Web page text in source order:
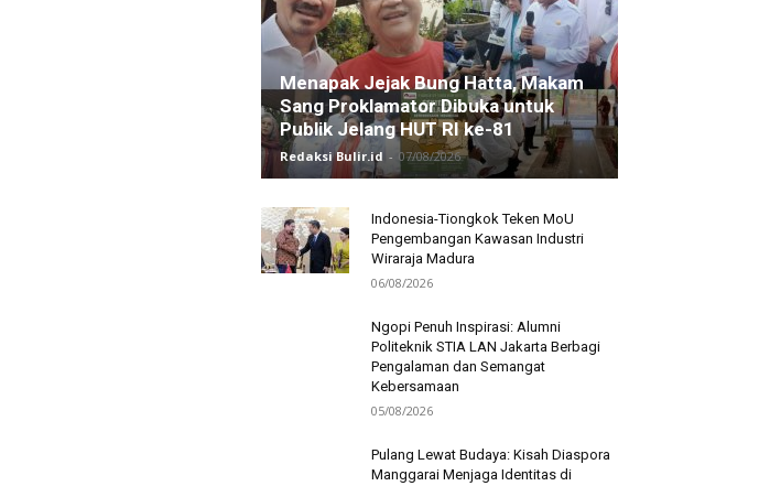
Menapak Jejak Bung Hatta, Makam
Sang Proklamator Dibuka untuk
Publik Jelang HUT RI ke-81
Redaksi Bulir.id - 07/08/2026
Indonesia-Tiongkok Teken MoU
Pengembangan Kawasan Industri
Wiraraja Madura
06/08/2026
Ngopi Penuh Inspirasi: Alumni
Politeknik STIA LAN Jakarta Berbagi
Pengalaman dan Semangat
Kebersamaan
05/08/2026
Pulang Lewat Budaya: Kisah Diaspora
Manggarai Menjaga Identitas di